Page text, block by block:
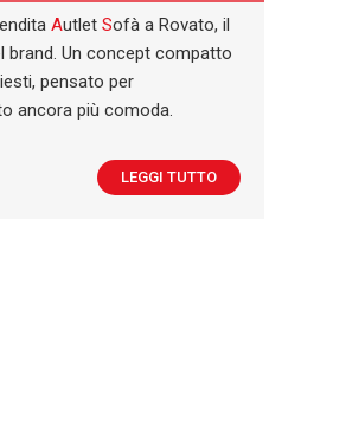
Autlet Sofà a Rovato, il
brand. Un concept compatto
pensato per
ancora più comoda.
LEGGI TUTTO